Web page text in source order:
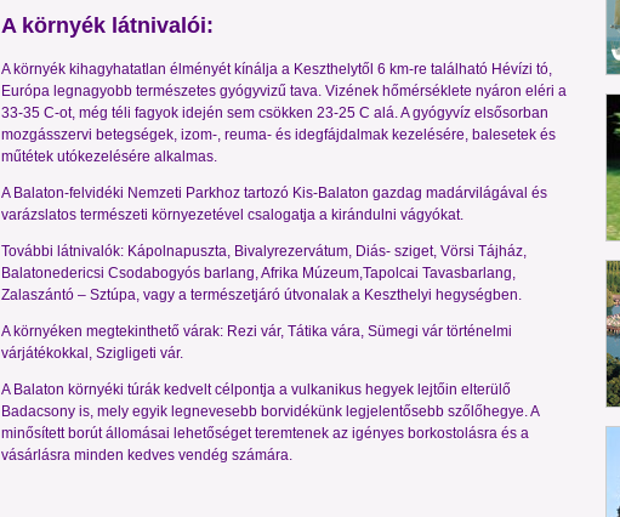
A környék látnivalói:
A környék kihagyhatatlan élményét kínálja a Keszthelytől 6 km-re található Hévízi tó,
Európa legnagyobb természetes gyógyvizű tava. Vizének hőmérséklete nyáron eléri a
33-35 C-ot, még téli fagyok idején sem csökken 23-25 C alá. A gyógyvíz elsősorban
mozgásszervi betegségek, izom-, reuma- és idegfájdalmak kezelésére, balesetek és
műtétek utókezelésére alkalmas.
A Balaton-felvidéki Nemzeti Parkhoz tartozó Kis-Balaton gazdag madárvilágával és
varázslatos természeti környezetével csalogatja a kirándulni vágyókat.
További látnivalók: Kápolnapuszta, Bivalyrezervátum, Diás- sziget, Vörsi Tájház,
Balatonedericsi Csodabogyós barlang, Afrika Múzeum,Tapolcai Tavasbarlang,
Zalaszántó – Sztúpa, vagy a természetjáró útvonalak a Keszthelyi hegységben.
A környéken megtekinthető várak: Rezi vár, Tátika vára, Sümegi vár történelmi
várjátékokkal, Szigligeti vár.
A Balaton környéki túrák kedvelt célpontja a vulkanikus hegyek lejtőin elterülő
Badacsony is, mely egyik legnevesebb borvidékünk legjelentősebb szőlőhegye. A
minősített borút állomásai lehetőséget teremtenek az igényes borkostolásra és a
vásárlásra minden kedves vendég számára.